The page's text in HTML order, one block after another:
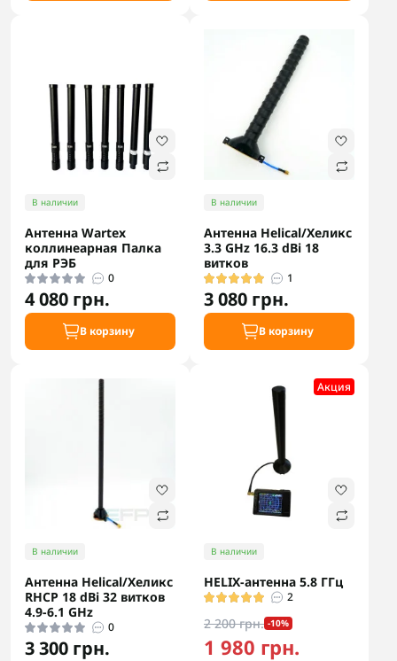
В наличии
Антенна Wartex
коллинеарная Палка
для РЭБ
0
4 080 грн.
В корзину
В наличии
Антенна Helical/Хеликс
3.3 GHz 16.3 dBi 18
витков
1
3 080 грн.
В корзину
В наличии
Антенна Helical/Хеликс
RHCP 18 dBi 32 витков
4.9-6.1 GHz
0
3 300 грн.
Акция
В наличии
HELIX-антенна 5.8 ГГц
2
2 200 грн. -10%
1 980 грн.